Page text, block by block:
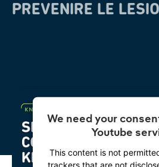
PREVENIRE LE
We need your
Youtube
This content is not
trackers that are not